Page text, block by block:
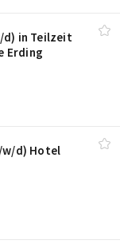
​d) in Teilzeit
Erding
​w/​d) Hotel